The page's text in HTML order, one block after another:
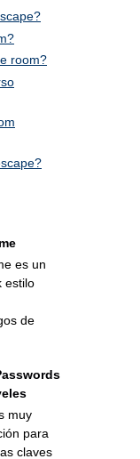
room?
es un
estilo
de
muy
para
claves